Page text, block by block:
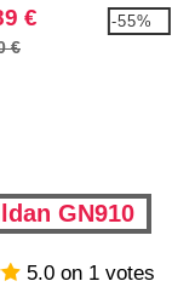
€
€
-55%
GN910
5.0 on 1votes